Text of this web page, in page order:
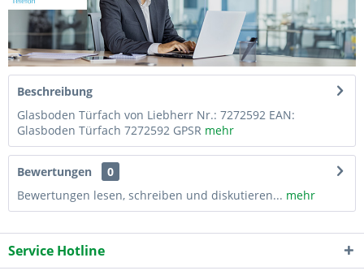
Beschreibung
Glasboden Türfach von Liebherr Nr.: 7272592 EAN:
Glasboden Türfach 7272592 GPSR mehr
Bewertungen
0
Bewertungen lesen, schreiben und diskutieren... mehr
Service Hotline